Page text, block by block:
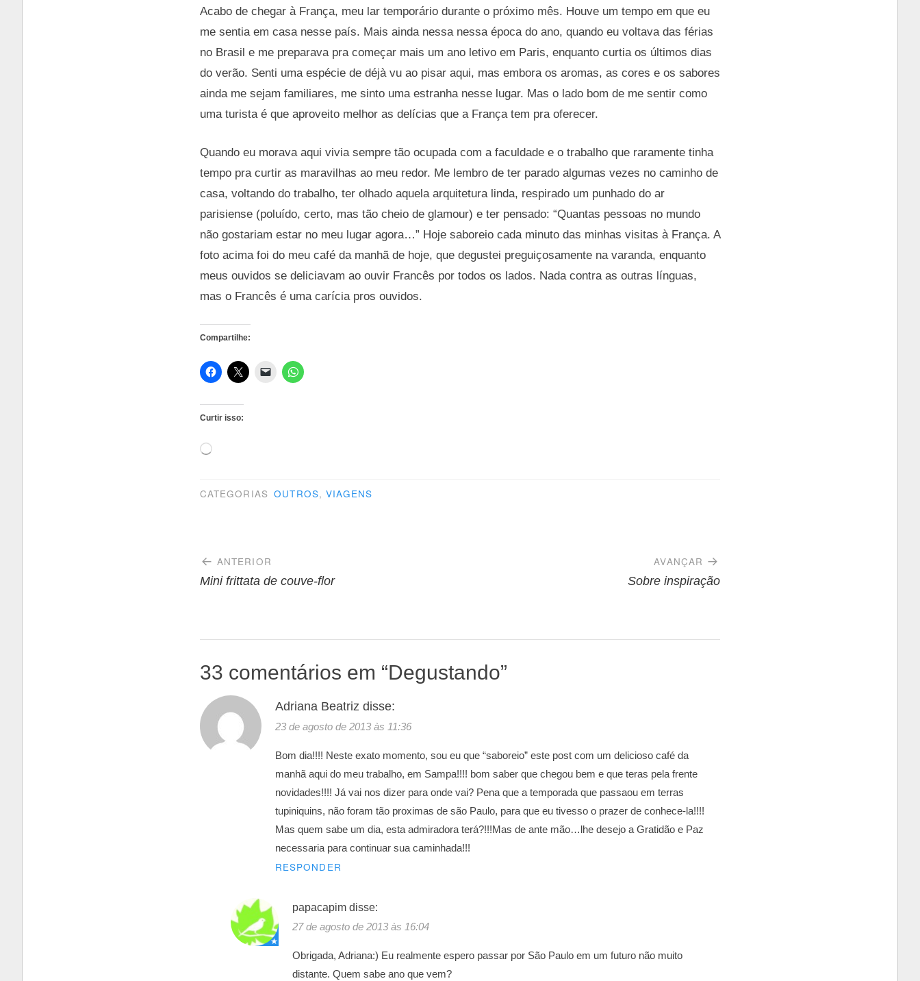
Acabo de chegar à França, meu lar temporário durante o próximo mês. Houve um tempo em que eu
me sentia em casa nesse país. Mais ainda nessa nessa época do ano, quando eu voltava das férias
no Brasil e me preparava pra começar mais um ano letivo em Paris, enquanto curtia os últimos dias
do verão. Senti uma espécie de déjà vu ao pisar aqui, mas embora os aromas, as cores e os sabores
ainda me sejam familiares, me sinto uma estranha nesse lugar. Mas o lado bom de me sentir como
uma turista é que aproveito melhor as delícias que a França tem pra oferecer.
Quando eu morava aqui vivia sempre tão ocupada com a faculdade e o trabalho que raramente tinha
tempo pra curtir as maravilhas ao meu redor. Me lembro de ter parado algumas vezes no caminho de
casa, voltando do trabalho, ter olhado aquela arquitetura linda, respirado um punhado do ar
parisiense (poluído, certo, mas tão cheio de glamour) e ter pensado: “Quantas pessoas no mundo
não gostariam estar no meu lugar agora…” Hoje saboreio cada minuto das minhas visitas à França. A
foto acima foi do meu café da manhã de hoje, que degustei preguiçosamente na varanda, enquanto
meus ouvidos se deliciavam ao ouvir Francês por todos os lados. Nada contra as outras línguas,
mas o Francês é uma carícia pros ouvidos.
Compartilhe:
Curtir isso:
Carregando...
CATEGORIAS OUTROS, VIAGENS
Navegação
de
ANTERIOR
Mini frittata de couve-flor
AVANÇAR
Sobre inspiração
33 comentários em “Degustando”
Adriana Beatriz disse:
23 de agosto de 2013 às 11:36
Bom dia!!!! Neste exato momento, sou eu que “saboreio” este post com um delicioso café da
manhã aqui do meu trabalho, em Sampa!!!! bom saber que chegou bem e que teras pela frente
novidades!!!! Já vai nos dizer para onde vai? Pena que a temporada que passaou em terras
tupiniquins, não foram tão proximas de são Paulo, para que eu tivesso o prazer de conhece-la!!!!
Mas quem sabe um dia, esta admiradora terá?!!!Mas de ante mão…lhe desejo a Gratidão e Paz
necessaria para continuar sua caminhada!!!
RESPONDER
papacapim disse:
27 de agosto de 2013 às 16:04
Obrigada, Adriana:) Eu realmente espero passar por São Paulo em um futuro não muito
distante. Quem sabe ano que vem?